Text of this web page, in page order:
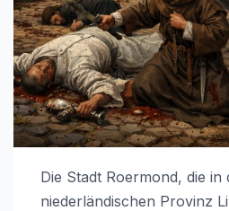
Die Stadt Roermond, die in
niederländischen Provinz